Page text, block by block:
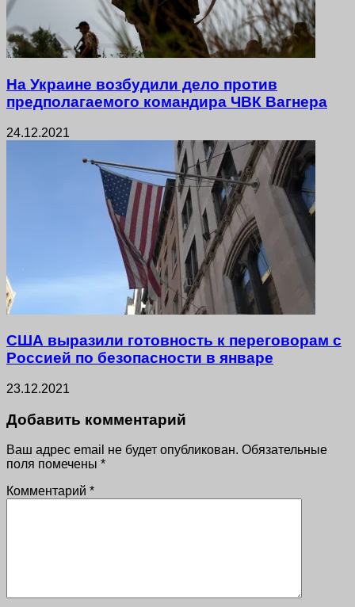
На Украине возбудили дело против
предполагаемого командира ЧВК Вагнера
24.12.2021
США выразили готовность к переговорам с
Россией по безопасности в январе
23.12.2021
Добавить комментарий
Ваш адрес email не будет опубликован. Обязательные
поля помечены *
Комментарий *